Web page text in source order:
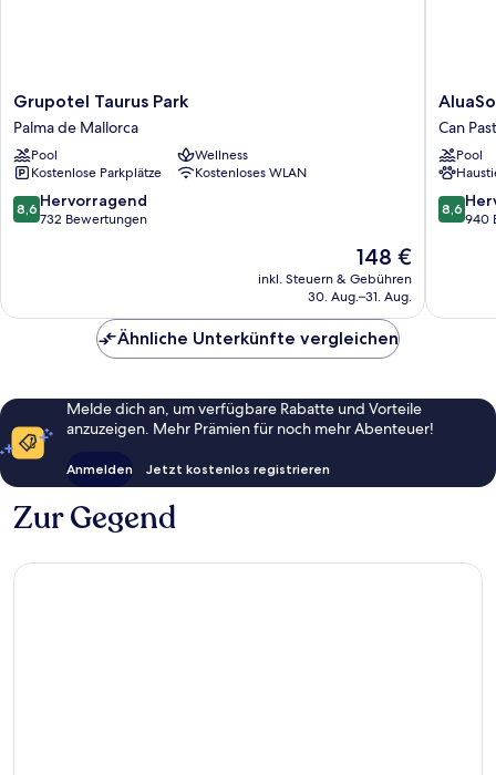
Grupotel
Taurus
Park
Palma
de
Mallorca
Grupotel Taurus Park
Palma de Mallorca
Pool
Wellness
Kostenlose Parkplätze
Kostenloses WLAN
8.6
von
8,6 Hervorragend
732 Bewertungen
Der
Preis
beträgt
148 €
inkl. Steuern & Gebühren
30. Aug.–31. Aug.
AluaSoul
Palma
-
Adults
Only
Can
Pastilla
Can
Pool
8.6
von
8,6
940
Ähnliche Unterkünfte vergleichen
Melde dich an, um verfügbare Rabatte und Vorteile
anzuzeigen. Mehr Prämien für noch mehr Abenteuer!
Anmelden Jetzt kostenlos registrieren
Zur Gegend